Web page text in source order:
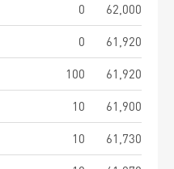
0
62,000
0
61,920
100
61,920
10
61,900
10
61,730